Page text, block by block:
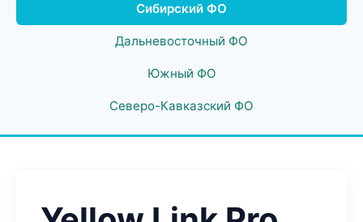
Сибирский ФО
Дальневосточный ФО
Южный ФО
Северо-Кавказский ФО